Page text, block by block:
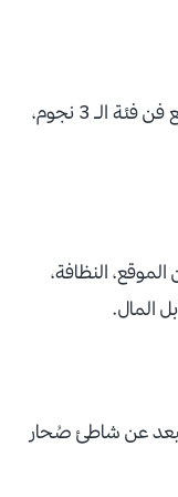
ذات التقييم الرائع فن فئة الـ 3 نجوم،
النظافة،
المال.
عن شاطئ صُحار